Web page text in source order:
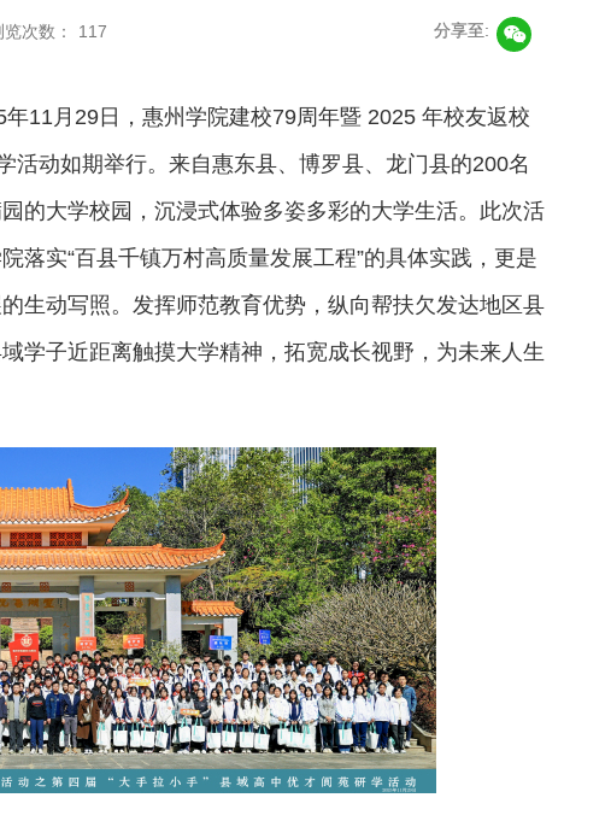
览次数： 117 分享至:
11月29日，惠州学院建校79周年暨 2025 年校友返校
活动如期举行。来自惠东县、博罗县、龙门县的200名
的大学校园，沉浸式体验多姿多彩的大学生活。此次活
落实“百县千镇万村高质量发展工程”的具体实践，更是
生动写照。发挥师范教育优势，纵向帮扶欠发达地区县
学子近距离触摸大学精神，拓宽成长视野，为未来人生